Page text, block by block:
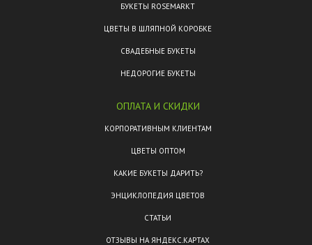
БУКЕТЫ ROSEMARKT
ЦВЕТЫ В ШЛЯПНОЙ КОРОБКЕ
СВАДЕБНЫЕ БУКЕТЫ
НЕДОРОГИЕ БУКЕТЫ
ОПЛАТА И СКИДКИ
КОРПОРАТИВНЫМ КЛИЕНТАМ
ЦВЕТЫ ОПТОМ
КАКИЕ БУКЕТЫ ДАРИТЬ?
ЭНЦИКЛОПЕДИЯ ЦВЕТОВ
СТАТЬИ
ОТЗЫВЫ НА ЯНДЕКС.КАРТАХ